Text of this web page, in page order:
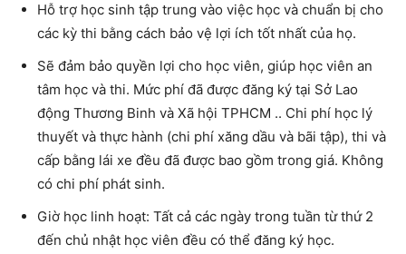
Hỗ trợ học sinh tập trung vào việc học và chuẩn bị cho
các kỳ thi bằng cách bảo vệ lợi ích tốt nhất của họ.
Sẽ đảm bảo quyền lợi cho học viên, giúp học viên an
tâm học và thi. Mức phí đã được đăng ký tại Sở Lao
động Thương Binh và Xã hội TPHCM .. Chi phí học lý
thuyết và thực hành (chi phí xăng dầu và bãi tập), thi và
cấp bằng lái xe đều đã được bao gồm trong giá. Không
có chi phí phát sinh.
Giờ học linh hoạt: Tất cả các ngày trong tuần từ thứ 2
đến chủ nhật học viên đều có thể đăng ký học.